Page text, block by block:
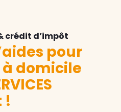
crédit d’impôt
pour
à domicile
!